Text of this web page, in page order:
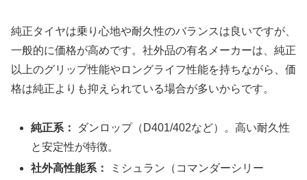
純正タイヤは乗り心地や耐久性のバランスは良いですが、
一般的に価格が高めです。社外品の有名メーカーは、純正
以上のグリップ性能やロングライフ性能を持ちながら、価
格は純正よりも抑えられている場合が多いからです。
純正系：
ダンロップ（D401/402など）。高い耐久性
と安定性が特徴。
社外高性能系：
ミシュラン（コマンダーシリー